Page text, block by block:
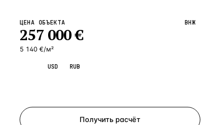
ЦЕНА ОБЪЕКТА
257 000€
5 140 €/м²
ВНЖ
USD RUB
Получить расчёт